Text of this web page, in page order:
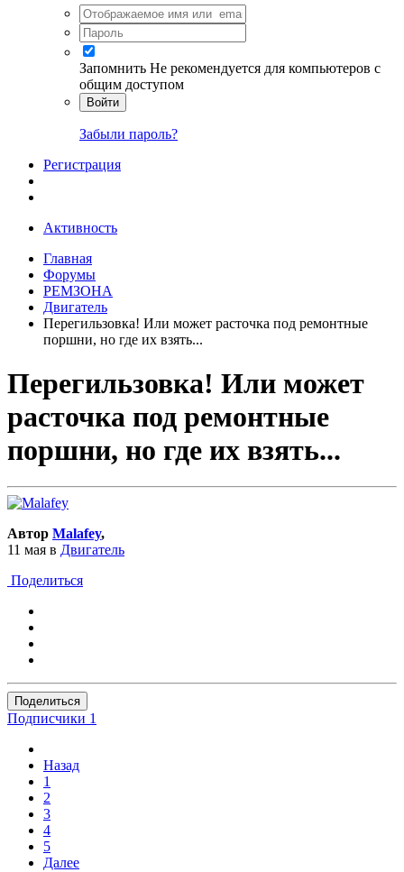
Запомнить Не рекомендуется для компьютеров с
общим доступом
Войти
Забыли пароль?
Регистрация
Активность
Главная
Форумы
РЕМЗОНА
Двигатель
Перегильзовка! Или может расточка под ремонтные
поршни, но где их взять...
Перегильзовка! Или может
расточка под ремонтные
поршни, но где их взять...
Автор Malafey,
11 мая в Двигатель
Поделиться
Поделиться
Подписчики 1
Назад
1
2
3
4
5
Далее